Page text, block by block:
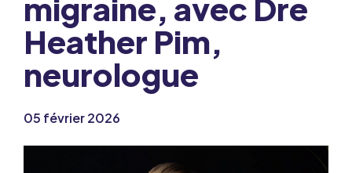
migraine, avec Dre
Heather Pim,
neurologue
05 février 2026